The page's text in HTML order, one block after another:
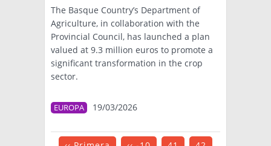
The Basque Country’s Department of
Agriculture, in collaboration with the
Provincial Council, has launched a plan
valued at 9.3 million euros to promote a
significant transformation in the crop
sector.
EUROPA 19/03/2026